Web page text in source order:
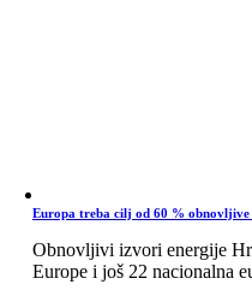
Europa treba cilj od 60 % obnovljive
Obnovljivi izvori energije
Europe i još 22 nacionalna